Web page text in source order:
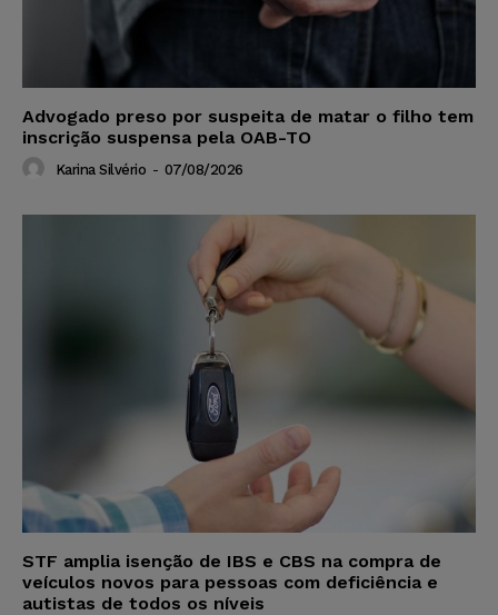
Advogado preso por suspeita de matar o filho tem
inscrição suspensa pela OAB-TO
Karina Silvério - 07/08/2026
STF amplia isenção de IBS e CBS na compra de
veículos novos para pessoas com deficiência e
autistas de todos os níveis